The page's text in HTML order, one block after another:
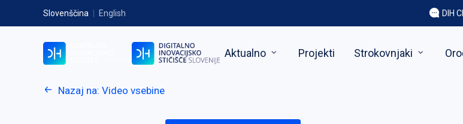
Slovenščina English DIH
Aktualno Projekti Strokovnjaki
Nazaj na: Video vsebine